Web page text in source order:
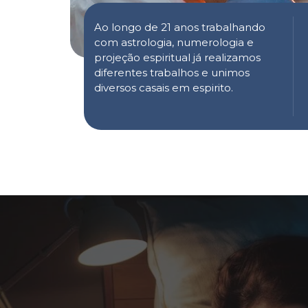
Ao longo de 21 anos trabalhando
com astrologia, numerologia e
projeção espiritual já realizamos
diferentes trabalhos e unimos
diversos casais em espirito.